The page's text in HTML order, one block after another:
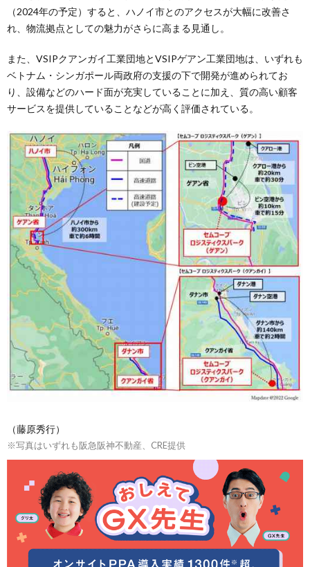
（2024年の予定）すると、ハノイ市とのアクセスが大幅に改善さ
れ、物流拠点としての魅力がさらに高まる見通し。
また、VSIPクアンガイ工業団地とVSIPゲアン工業団地は、いずれも
ベトナム・シンガポール両政府の支援の下で開発が進められてお
り、設備などのハード面が充実していることに加え、質の高い顧客
サービスを提供していることなどが高く評価されている。
（藤原秀行）
※写真はいずれも阪急阪神不動産、CRE提供